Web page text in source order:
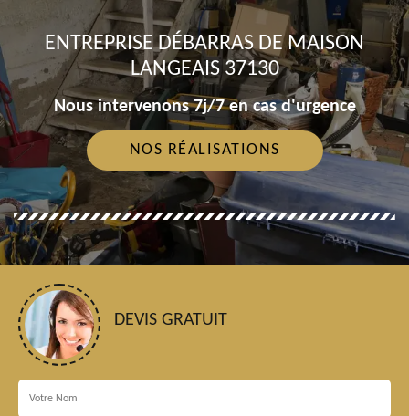
ENTREPRISE DÉBARRAS DE MAISON
LANGEAIS 37130
Nous intervenons 7j/7 en cas d'urgence
NOS RÉALISATIONS
DEVIS GRATUIT